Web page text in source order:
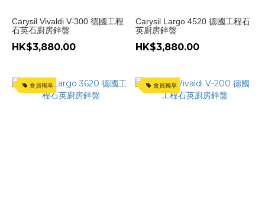
Carysil Vivaldi V-300 德國工程
石英石廚房鋅盤
HK$3,880.00
Carysil Largo 4520 德國工程石
英廚房鋅盤
HK$3,880.00
會員獨享 會員獨享